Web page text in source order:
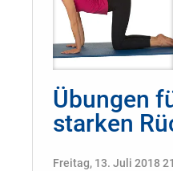
Übungen
starken
Freitag, 13. Juli 2018